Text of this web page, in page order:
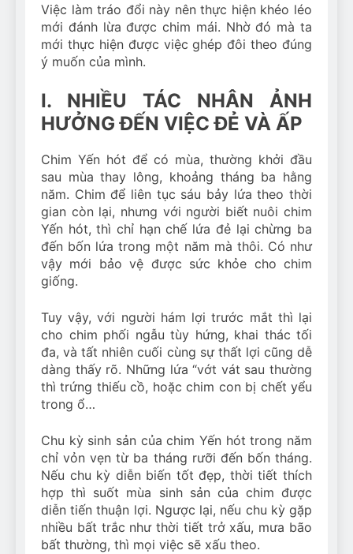
Việc làm tráo đổi này nên thực hiện khéo léo
mới đánh lừa được chim mái. Nhờ đó mà ta
mới thực hiện được việc ghép đôi theo đúng
ý muốn của mình.
I. NHIỀU TÁC NHÂN ẢNH
HƯỞNG ĐẾN VIỆC ĐẺ VÀ ẤP
Chim Yến hót để có mùa, thường khởi đầu
sau mùa thay lông, khoảng tháng ba hằng
năm. Chim để liên tục sáu bảy lứa theo thời
gian còn lại, nhưng với người biết nuôi chim
Yến hót, thì chỉ hạn chế lứa đẻ lại chừng ba
đến bốn lứa trong một năm mà thôi. Có như
vậy mới bảo vệ được sức khỏe cho chim
giống.
Tuy vậy, với người hám lợi trước mắt thì lại
cho chim phối ngẫu tùy hứng, khai thác tối
đa, và tất nhiên cuối cùng sự thất lợi cũng dễ
dàng thấy rõ. Những lứa “vớt vát sau thường
thì trứng thiếu cồ, hoặc chim con bị chết yểu
trong ổ…
Chu kỳ sinh sản của chim Yến hót trong năm
chỉ vỏn vẹn từ ba tháng rưỡi đến bốn tháng.
Nếu chu kỳ diễn biến tốt đẹp, thời tiết thích
hợp thì suốt mùa sinh sản của chim được
diễn tiến thuận lợi. Ngược lại, nếu chu kỳ gặp
nhiều bất trắc như thời tiết trở xấu, mưa bão
bất thường, thì mọi việc sẽ xấu theo.